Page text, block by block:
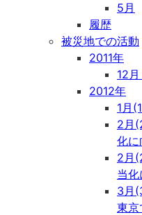
5月
履歴
被災地での活動
2011年
12
2012年
1月
2月
化に
2月
当化
3月
東京